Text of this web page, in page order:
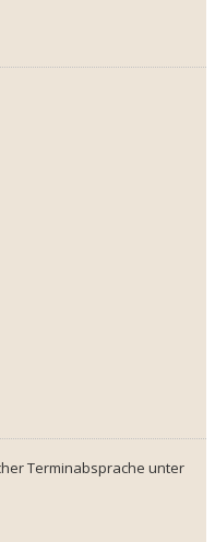
Terminabsprache unter